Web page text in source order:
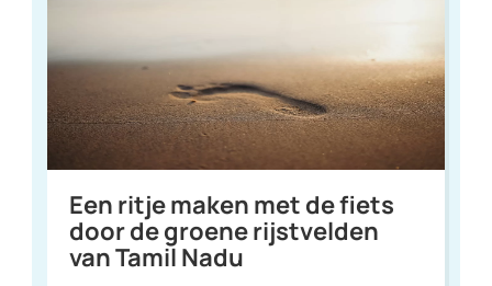
Een ritje maken met de fiets
door de groene rijstvelden
van Tamil Nadu